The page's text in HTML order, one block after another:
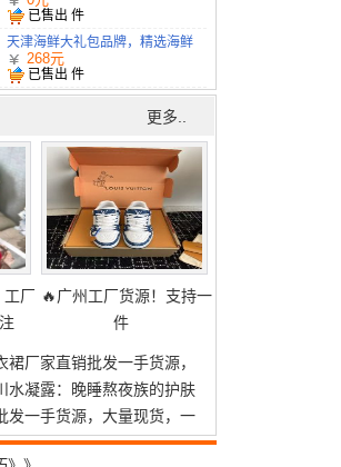
已售出 件
天津海鲜大礼包品牌，精选海鲜
组合礼券298面值起
268元
已售出 件
更多..
工厂 🔥广州工厂货源！支持一
件
裙厂家直销批发一手货源，
水凝露：晚睡熬夜族的护肤
发一手货源，大量现货，一